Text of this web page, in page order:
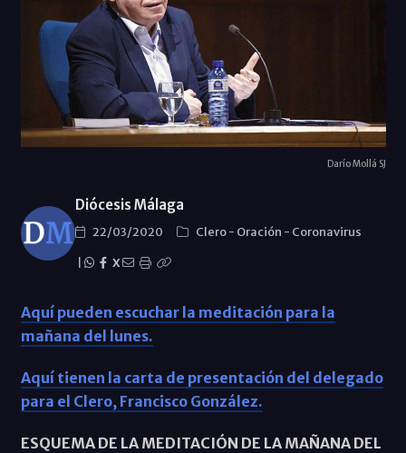
Darío Mollá SJ
Diócesis Málaga
22/03/2020 Clero- Oración - Coronavirus
X
Aquí pueden escuchar la meditación para la
mañana del lunes.
Aquí tienen la carta de presentación del delegado
para el Clero, Francisco González.
ESQUEMA DE LA MEDITACIÓN DE LA MAÑANA DEL